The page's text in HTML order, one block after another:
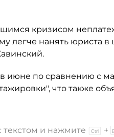
кризисом
легче нанять юриста
июне по сравнению с
что также
и нажмите +